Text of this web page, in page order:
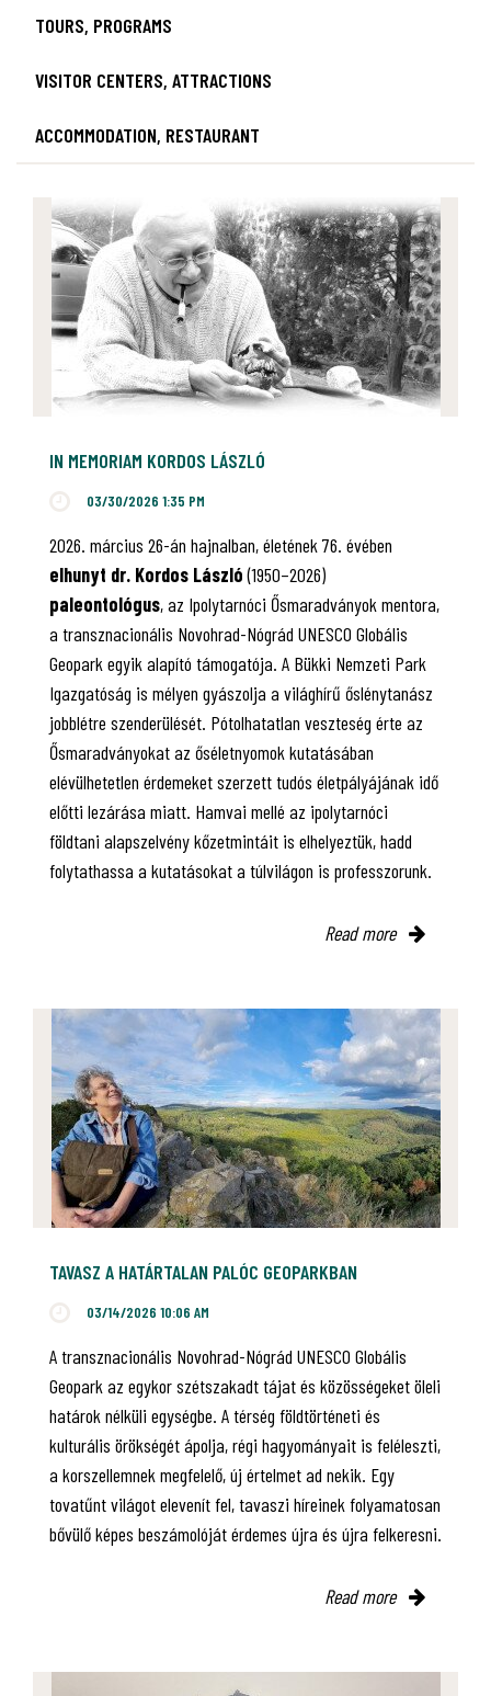
TOURS, PROGRAMS
VISITOR CENTERS, ATTRACTIONS
ACCOMMODATION, RESTAURANT
IN MEMORIAM KORDOS LÁSZLÓ
03/30/2026 1:35 PM
2026. március 26-án hajnalban, életének 76. évében
elhunyt dr. Kordos László(1950–2026)
paleontológus, az Ipolytarnóci Ősmaradványok mentora,
a transznacionális Novohrad-Nógrád UNESCO Globális
Geopark egyik alapító támogatója. A Bükki Nemzeti Park
Igazgatóság is mélyen gyászolja a világhírű őslénytanász
jobblétre szenderülését. Pótolhatatlan veszteség érte az
Ősmaradványokat az őséletnyomok kutatásában
elévülhetetlen érdemeket szerzett tudós életpályájának idő
előtti lezárása miatt. Hamvai mellé az ipolytarnóci
földtani alapszelvény kőzetmintáit is elhelyeztük, hadd
folytathassa a kutatásokat a túlvilágon is professzorunk.
Read more
TAVASZ A HATÁRTALAN PALÓC GEOPARKBAN
03/14/2026 10:06 AM
A transznacionális Novohrad-Nógrád UNESCO Globális
Geopark az egykor szétszakadt tájat és közösségeket öleli
határok nélküli egységbe. A térség földtörténeti és
kulturális örökségét ápolja, régi hagyományait is feléleszti,
a korszellemnek megfelelő, új értelmet ad nekik. Egy
tovatűnt világot elevenít fel, tavaszi híreinek folyamatosan
bővülő képes beszámolóját érdemes újra és újra felkeresni.
Read more